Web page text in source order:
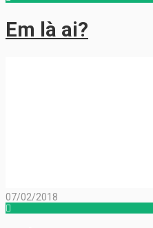
Em là ai?
07/02/2018